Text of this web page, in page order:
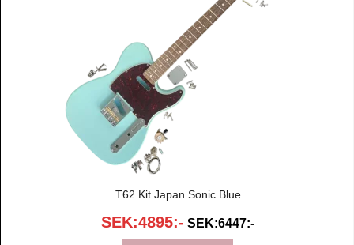
T62 Kit Japan Sonic Blue
SEK:4895:- SEK:6447:-